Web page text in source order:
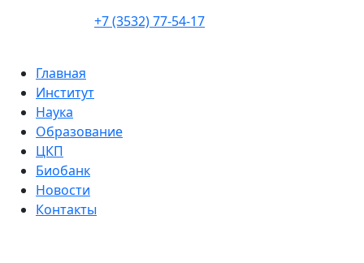
+7 (3532) 77-54-17
Главная
Институт
Наука
Образование
ЦКП
Биобанк
Новости
Контакты